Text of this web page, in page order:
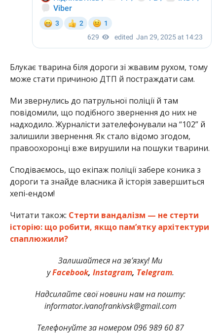
Блукає тварина біля дороги зі жвавим рухом, тому
може стати причиною ДТП й постраждати сам.
Ми звернулись до патрульної поліції й там
повідомили, що подібного звернення до них не
надходило. Журналісти зателефонували на “102” й
залишили звернення. Як стало відомо згодом,
правоохоронці вже вирушили на пошуки тварини.
Сподіваємось, що екіпаж поліції забере коника з
дороги та знайде власника й історія завершиться
хепі-ендом!
Читати також: Стерти вандалізм — не стерти
історію: що робити, якщо пам’ятку архітектури
спаплюжили?
Залишайтеся на зв’язку! Ми
уFacebook, Instagram, Telegram.
Надсилайте свої новини нам на пошту:
informator.ivanofrankivsk@gmail.com
Телефонуйте за номером 096 989 60 87